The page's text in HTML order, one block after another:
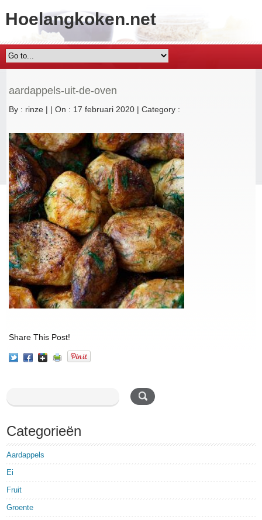
Hoelangkoken.net
aardappels-uit-de-oven
By : rinze | | On : 17 februari 2020 | Category :
Share This Post!
Categorieën
Aardappels
Ei
Fruit
Groente